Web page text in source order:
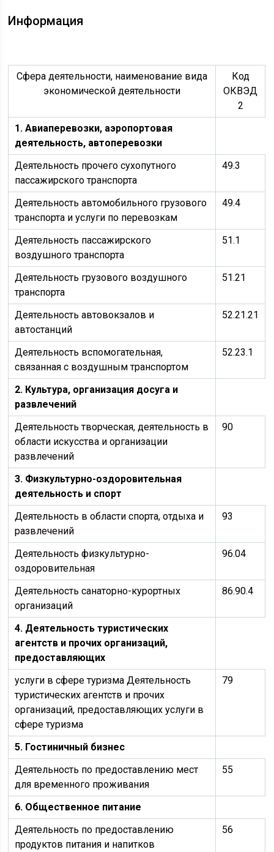
Информация
Сфера деятельности, наименование вида
экономической деятельности
Код
ОКВЭД
2
1. Авиаперевозки, аэропортовая
деятельность, автоперевозки
Деятельность прочего сухопутного
пассажирского транспорта
49.3
Деятельность автомобильного грузового
транспорта и услуги по перевозкам
49.4
Деятельность пассажирского
воздушного транспорта
51.1
Деятельность грузового воздушного
транспорта
51.21
Деятельность автовокзалов и
автостанций
52.21.21
Деятельность вспомогательная,
связанная с воздушным транспортом
52.23.1
2. Культура, организация досуга и
развлечений
Деятельность творческая, деятельность в
области искусства и организации
развлечений
90
3. Физкультурно-оздоровительная
деятельность и спорт
Деятельность в области спорта, отдыха и
развлечений
93
Деятельность физкультурно-
оздоровительная
96.04
Деятельность санаторно-курортных
организаций
86.90.4
4. Деятельность туристических
агентств и прочих организаций,
предоставляющих
услуги в сфере туризма Деятельность
туристических агентств и прочих
организаций, предоставляющих услуги в
сфере туризма
79
5. Гостиничный бизнес
Деятельность по предоставлению мест
для временного проживания
55
6. Общественное питание
Деятельность по предоставлению
продуктов питания и напитков
56